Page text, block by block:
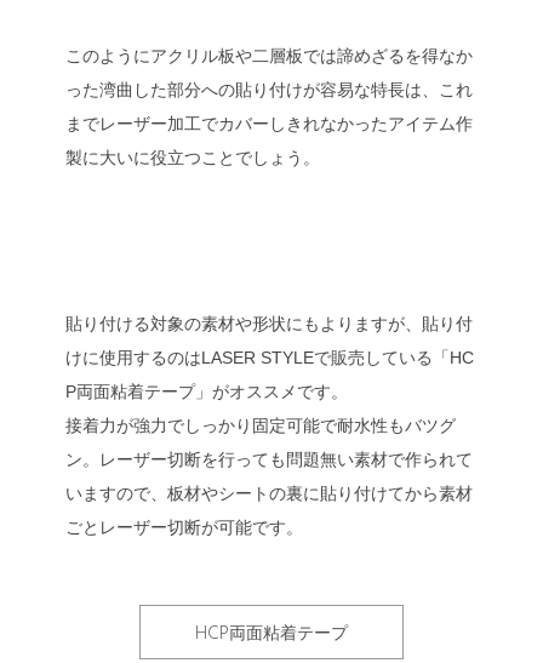
このようにアクリル板や二層板では諦めざるを得なか
った湾曲した部分への貼り付けが容易な特長は、これ
までレーザー加工でカバーしきれなかったアイテム作
製に大いに役立つことでしょう。
貼り付ける対象の素材や形状にもよりますが、貼り付
けに使用するのはLASER STYLEで販売している「HC
P両面粘着テープ」がオススメです。
接着力が強力でしっかり固定可能で耐水性もバツグ
ン。レーザー切断を行っても問題無い素材で作られて
いますので、板材やシートの裏に貼り付けてから素材
ごとレーザー切断が可能です。
HCP両面粘着テープ